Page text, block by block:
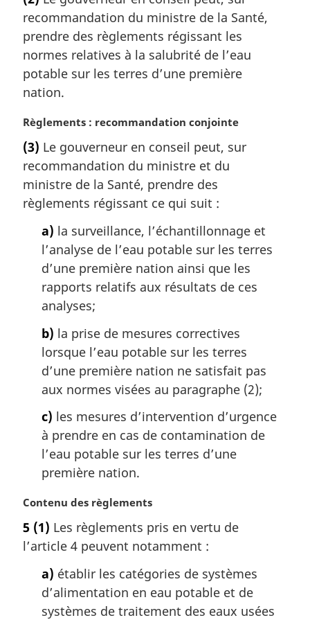
e
m
a
r
i
n
l
e
:
recommandation du ministre de la Santé,
prendre des règlements régissant les
normes relatives à la salubrité de l’eau
potable sur les terres d’une première
nation.
N
t
e
m
a
Règlements : recommandation conjointe
(3) Le gouverneur en conseil peut, sur
recommandation du ministre et du
ministre de la Santé, prendre des
règlements régissant ce qui suit :
a) la surveillance, l’échantillonnage et
l’analyse de l’eau potable sur les terres
d’une première nation ainsi que les
rapports relatifs aux résultats de ces
analyses;
b) la prise de mesures correctives
lorsque l’eau potable sur les terres
d’une première nation ne satisfait pas
aux normes visées au paragraphe (2);
c) les mesures d’intervention d’urgence
à prendre en cas de contamination de
l’eau potable sur les terres d’une
première nation.
N
t
e
Contenu des règlements
5 (1) Les règlements pris en vertu de
l’article 4 peuvent notamment :
a) établir les catégories de systèmes
d’alimentation en eau potable et de
systèmes de traitement des eaux usées